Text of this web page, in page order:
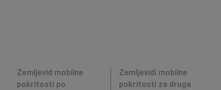
Zemljevid mobilne
pokritosti po
Zemljevidi mobilne
pokritosti za druga